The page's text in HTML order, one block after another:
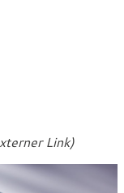
Link)